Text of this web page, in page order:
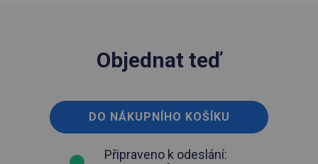
Objednat teď
DO NÁKUPNÍHO KOŠÍKU
Připraveno k odeslání: